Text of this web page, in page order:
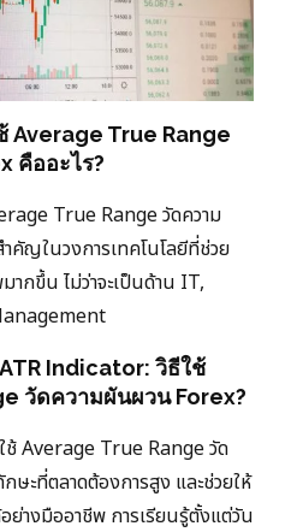
Average True Range
คืออะไร?
True Range วัดความ
ญในวงการเทคโนโลยีที่ช่วย
ากขึ้น ไม่ว่าจะเป็นด้าน IT,
Indicator: วิธีใช้
วัดความผันผวน Forex?
ช้ Average True Range วัด
ะที่ตลาดต้องการสูง และช่วยให้
างมืออาชีพ การเรียนรู้ตั้งแต่วัน